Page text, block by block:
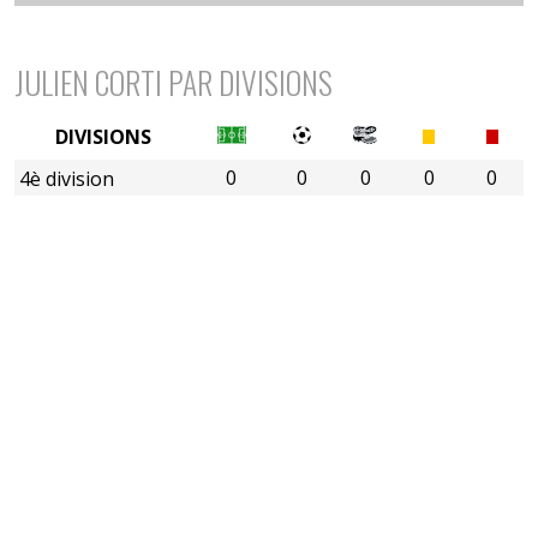
JULIEN CORTI PAR DIVISIONS
0 0 0 0 0
DIVISIONS
4è division